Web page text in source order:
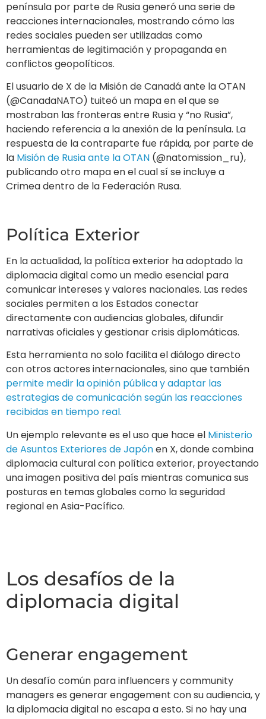
publicando otro mapa en el cual sí se incluye a
Crimea dentro de la Federación Rusa.
Política Exterior
En la actualidad, la política exterior ha adoptado la
diplomacia digital como un medio esencial para
comunicar intereses y valores nacionales. Las redes
sociales permiten a los Estados conectar
directamente con audiencias globales, difundir
narrativas oficiales y gestionar crisis diplomáticas.
permite medir la opinión pública y adaptar las
estrategias de comunicación según las reacciones
recibidas en tiempo real.
Un ejemplo relevante es el uso que hace el Ministerio
de Asuntos Exteriores de Japónen X, donde combina
diplomacia cultural con política exterior, proyectando
una imagen positiva del país mientras comunica sus
posturas en temas globales como la seguridad
regional en Asia-Pacífico.
Los desafíos de la
diplomacia digital
Generar engagement
interacción real entre las cuentas oficiales y el
público, no estamos hablando realmente de
comunicación ni de diplomacia pública.
impulse una conversación bidireccional, fomentando
una comunicación dialógica en lugar de un monólogo.
Se comprende cada vez más que aprovechar el
potencial de las redes sociales no consiste
simplemente en «copiar y pegar» estrategias de